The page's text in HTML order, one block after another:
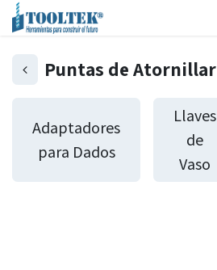
Puntas de Atornillar
Adaptadores
para Dados
Llaves
de
Vaso